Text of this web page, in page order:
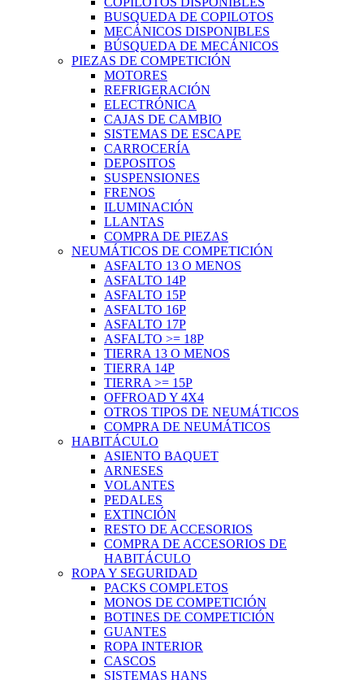
BUSQUEDA DE COPILOTOS
MECÁNICOS DISPONIBLES
BÚSQUEDA DE MECÁNICOS
PIEZAS DE COMPETICIÓN
MOTORES
REFRIGERACIÓN
ELECTRÓNICA
CAJAS DE CAMBIO
SISTEMAS DE ESCAPE
CARROCERÍA
DEPOSITOS
SUSPENSIONES
FRENOS
ILUMINACIÓN
LLANTAS
COMPRA DE PIEZAS
NEUMÁTICOS DE COMPETICIÓN
ASFALTO 13 O MENOS
ASFALTO 14P
ASFALTO 15P
ASFALTO 16P
ASFALTO 17P
ASFALTO >= 18P
TIERRA 13 O MENOS
TIERRA 14P
TIERRA >= 15P
OFFROAD Y 4X4
OTROS TIPOS DE NEUMÁTICOS
COMPRA DE NEUMÁTICOS
HABITÁCULO
ASIENTO BAQUET
ARNESES
VOLANTES
PEDALES
EXTINCIÓN
RESTO DE ACCESORIOS
COMPRA DE ACCESORIOS DE
HABITÁCULO
ROPA Y SEGURIDAD
PACKS COMPLETOS
MONOS DE COMPETICIÓN
BOTINES DE COMPETICIÓN
GUANTES
ROPA INTERIOR
CASCOS
SISTEMAS HANS